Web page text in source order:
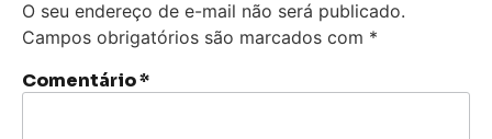
O seu endereço de e-mail não será publicado.
Campos obrigatórios são marcados com *
Comentário*